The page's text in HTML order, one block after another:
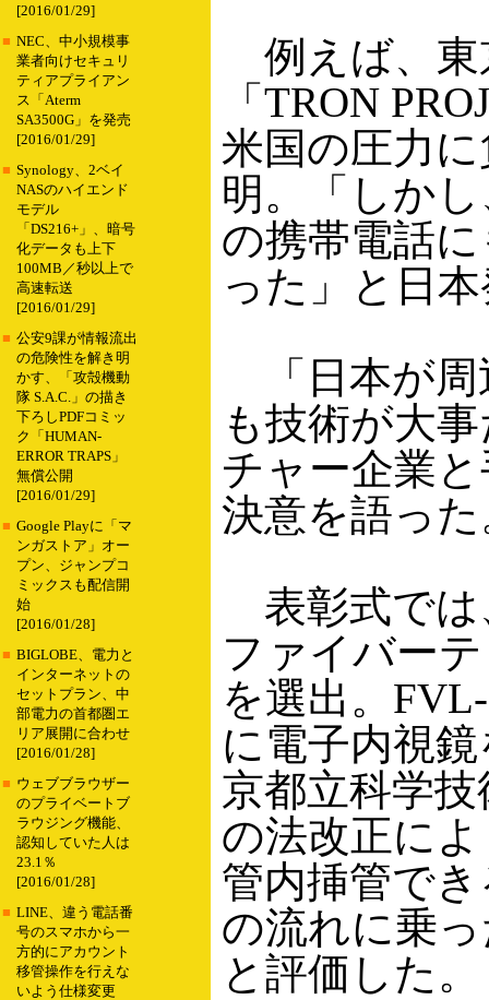
[2016/01/29]
■ NEC、中小規模事
業者向けセキュリ
ティアプライアン
ス「Aterm
SA3500G」を発売
[2016/01/29]
■ Synology、2ベイ
NASのハイエンド
モデル
「DS216+」、暗号
化データも上下
100MB／秒以上で
高速転送
[2016/01/29]
■ 公安9課が情報流出
の危険性を解き明
かす、「攻殻機動
隊 S.A.C.」の描き
下ろしPDFコミッ
ク「HUMAN-
ERROR TRAPS」
無償公開
[2016/01/29]
■ Google Playに「マ
ンガストア」オー
プン、ジャンプコ
ミックスも配信開
始
[2016/01/28]
■ BIGLOBE、電力と
インターネットの
セットプラン、中
部電力の首都圏エ
リア展開に合わせ
[2016/01/28]
■ ウェブブラウザー
のプライベートブ
ラウジング機能、
認知していた人は
23.1％
[2016/01/28]
■ LINE、違う電話番
号のスマホから一
方的にアカウント
移管操作を行えな
いよう仕様変更
例えば、東
「TRON
米国の圧力
明。「しか
の携帯電話
った」と日
「日本が周
も技術が大
チャー企業
決意を語っ
表彰式では
ファイバー
を選出。
に電子内視
京都立科学
の法改正に
管内挿管で
の流れに乗
と評価した。